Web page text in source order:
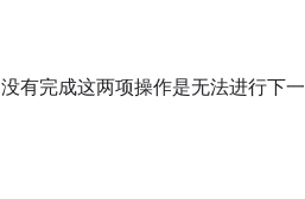
有完成这两项操作是无法进行下一